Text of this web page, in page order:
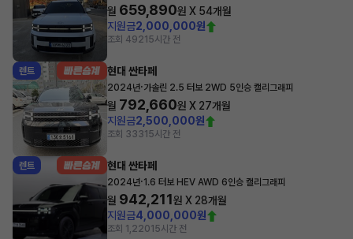
월 659,890원 X 54개월
지원금2,000,000원
조회 49215시간 전
렌트 현대 싼타페
2024년·가솔린 2.5 터보 2WD 5인승 캘리그래피
월 792,660원 X 27개월
지원금2,500,000원
조회 33315시간 전
렌트 현대 싼타페
2024년·1.6 터보 HEV AWD 6인승 캘리그래피
월 942,211원 X 28개월
지원금4,000,000원
조회 1,22015시간 전